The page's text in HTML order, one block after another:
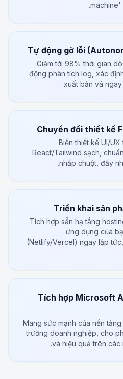
machine'
Tự động gỡ lỗi
Giảm tới 98% thời gian
động phân tích log, xác
xuất bản vá
Chuyển đổi thiết kế
Biến thiết kế UI/
React/Tailwind sạch,
nhấp chuột, đẩy
Triển khai sản
Tích hợp sẵn hạ tầng
ứng dụng của
(Netlify/Vercel) ngay lập
Tích hợp Microsoft
Mang sức mạnh của nền
trường doanh nghiệp, cho
và hiệu quả trên các